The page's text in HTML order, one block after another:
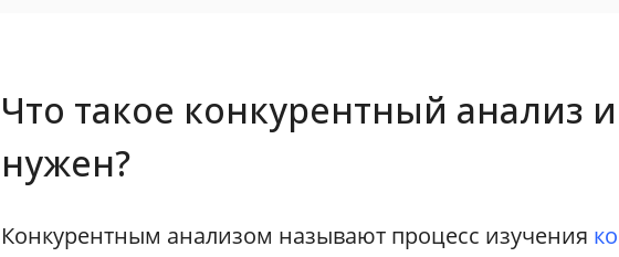
Что такое конкурентный анализ
нужен?
Конкурентным анализом называют процесс изучения